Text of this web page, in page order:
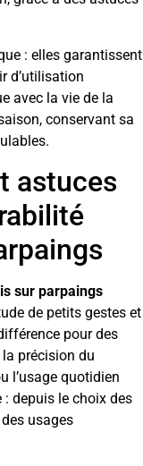
: elles garantissent
d’utilisation
avec la vie de la
conservant sa
astuces
sur parpaings
de petits gestes et
pour des
précision du
l’usage quotidien
: depuis le choix des
usages